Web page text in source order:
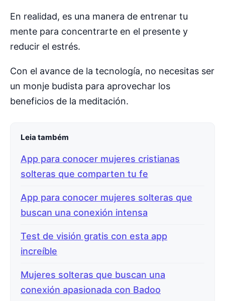
En realidad, es una manera de entrenar tu
mente para concentrarte en el presente y
reducir el estrés.
Con el avance de la tecnología, no necesitas ser
un monje budista para aprovechar los
beneficios de la meditación.
Leia também
App para conocer mujeres cristianas
solteras que comparten tu fe
App para conocer mujeres solteras que
buscan una conexión intensa
Test de visión gratis con esta app
increíble
Mujeres solteras que buscan una
conexión apasionada con Badoo